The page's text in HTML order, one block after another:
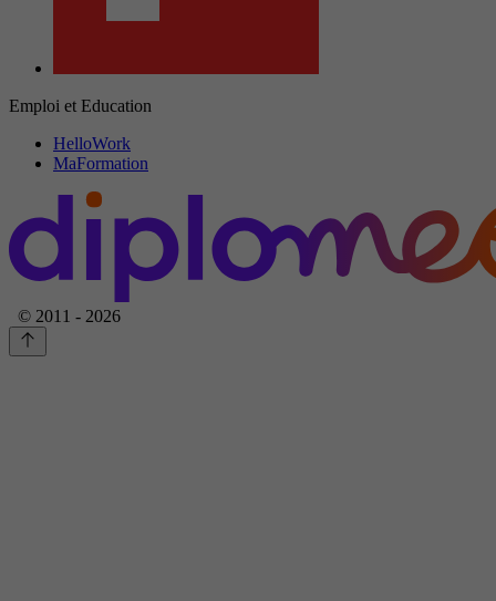
Emploi et Education
HelloWork
MaFormation
© 2011 - 2026